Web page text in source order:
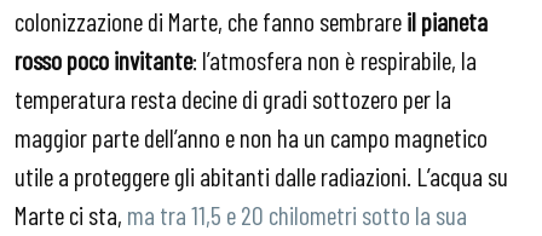
colonizzazione di Marte, che fanno sembrareil pianeta
rosso poco invitante: l’atmosfera non è respirabile, la
temperatura resta decine di gradi sottozero per la
maggior parte dell’anno e non ha un campo magnetico
utile a proteggere gli abitanti dalle radiazioni. L’acqua su
Marte ci sta, ma tra 11,5 e 20 chilometri sotto la sua